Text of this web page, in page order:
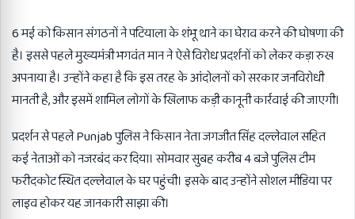
6 मई को किसान संगठनों ने पटियाला के शंभू थाने का घेराव करने की घोषणा की
है। इससे पहले मुख्यमंत्री भगवंत मान ने ऐसे विरोध प्रदर्शनों को लेकर कड़ा रुख
अपनाया है। उन्होंने कहा है कि इस तरह के आंदोलनों को सरकार जनविरोधी
मानती है, और इसमें शामिल लोगों के खिलाफ कड़ी कानूनी कार्रवाई की जाएगी।
प्रदर्शन से पहले Punjab पुलिस ने किसान नेता जगजीत सिंह दल्लेवाल सहित
कई नेताओं को नजरबंद कर दिया। सोमवार सुबह करीब 4 बजे पुलिस टीम
फरीदकोट स्थित दल्लेवाल के घर पहुंची। इसके बाद उन्होंने सोशल मीडिया पर
लाइव होकर यह जानकारी साझा की।